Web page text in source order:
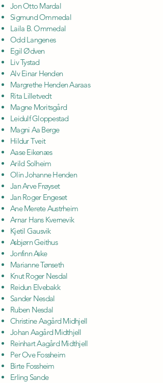
Jon Otto Mardal
Sigmund Ommedal
Laila B. Ommedal
Odd Langenes
Egil Ødven
Liv Tystad
Alv Einar Henden
Margrethe Henden Aaraas
Rita Lilletvedt
Magne Moritsgård
Leidulf Gloppestad
Magni Aa Berge
Hildur Tveit
Aase Eikenæs
Arild Solheim
Olin Johanne Henden
Jan Arve Frøyset
Jan Roger Engeset
Ane Merete Austrheim
Arnar Hans Kvernevik
Kjetil Gausvik
Asbjørn Geithus
Jonfinn Aske
Marianne Tønseth
Knut Roger Nesdal
Reidun Elvebakk
Sander Nesdal
Ruben Nesdal
Christine Aagård Midhjell
Johan Aagård Midthjell
Reinhart Aagård Midthjell
Per Ove Fossheim
Birte Fossheim
Erling Sande